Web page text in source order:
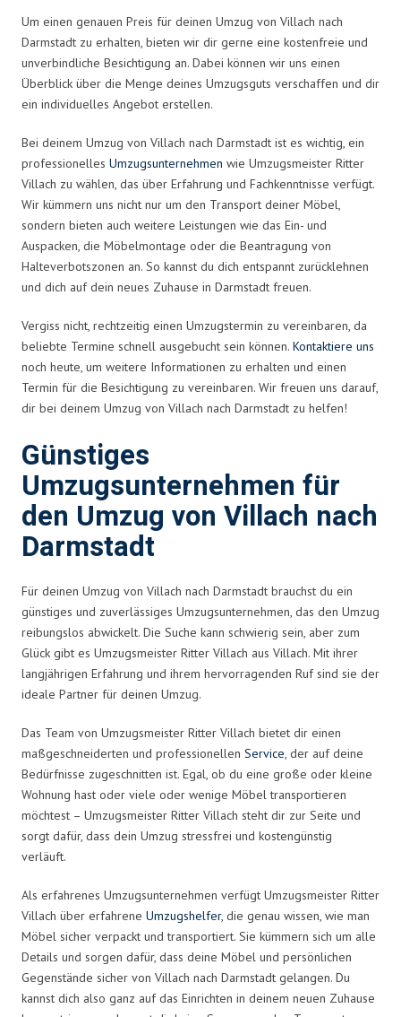
Um einen genauen Preis für deinen Umzug von Villach nach
Darmstadt zu erhalten, bieten wir dir gerne eine kostenfreie und
unverbindliche Besichtigung an. Dabei können wir uns einen
Überblick über die Menge deines Umzugsguts verschaffen und dir
ein individuelles Angebot erstellen.
Bei deinem Umzug von Villach nach Darmstadt ist es wichtig, ein
professionelles Umzugsunternehmen wie Umzugsmeister Ritter
Villach zu wählen, das über Erfahrung und Fachkenntnisse verfügt.
Wir kümmern uns nicht nur um den Transport deiner Möbel,
sondern bieten auch weitere Leistungen wie das Ein- und
Auspacken, die Möbelmontage oder die Beantragung von
Halteverbotszonen an. So kannst du dich entspannt zurücklehnen
und dich auf dein neues Zuhause in Darmstadt freuen.
Vergiss nicht, rechtzeitig einen Umzugstermin zu vereinbaren, da
beliebte Termine schnell ausgebucht sein können. Kontaktiere uns
noch heute, um weitere Informationen zu erhalten und einen
Termin für die Besichtigung zu vereinbaren. Wir freuen uns darauf,
dir bei deinem Umzug von Villach nach Darmstadt zu helfen!
Günstiges
Umzugsunternehmen für
den Umzug von Villach nach
Darmstadt
Für deinen Umzug von Villach nach Darmstadt brauchst du ein
günstiges und zuverlässiges Umzugsunternehmen, das den Umzug
reibungslos abwickelt. Die Suche kann schwierig sein, aber zum
Glück gibt es Umzugsmeister Ritter Villach aus Villach. Mit ihrer
langjährigen Erfahrung und ihrem hervorragenden Ruf sind sie der
ideale Partner für deinen Umzug.
Das Team von Umzugsmeister Ritter Villach bietet dir einen
maßgeschneiderten und professionellen Service, der auf deine
Bedürfnisse zugeschnitten ist. Egal, ob du eine große oder kleine
Wohnung hast oder viele oder wenige Möbel transportieren
möchtest – Umzugsmeister Ritter Villach steht dir zur Seite und
sorgt dafür, dass dein Umzug stressfrei und kostengünstig
verläuft.
Als erfahrenes Umzugsunternehmen verfügt Umzugsmeister Ritter
Villach über erfahrene Umzugshelfer, die genau wissen, wie man
Möbel sicher verpackt und transportiert. Sie kümmern sich um alle
Details und sorgen dafür, dass deine Möbel und persönlichen
Gegenstände sicher von Villach nach Darmstadt gelangen. Du
kannst dich also ganz auf das Einrichten in deinem neuen Zuhause